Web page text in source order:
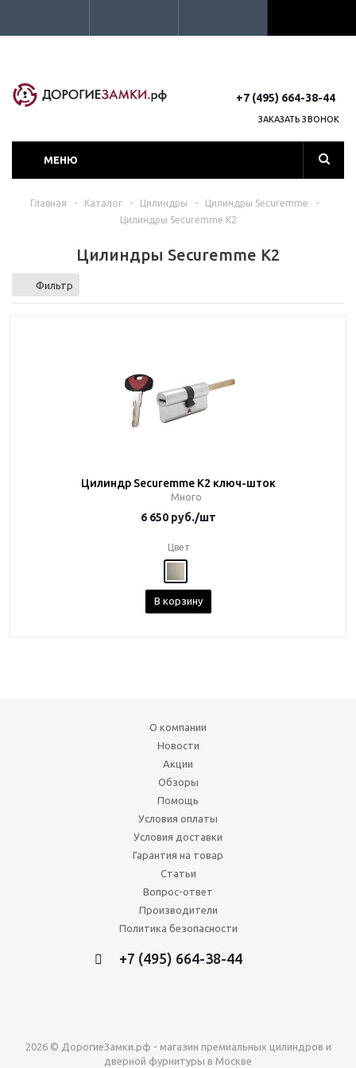
+7 (495) 664-38-44
ЗАКАЗАТЬ ЗВОНОК
МЕНЮ
Главная - Каталог - Цилиндры - Цилиндры Securemme
-
Цилиндры Securemme K2
Цилиндры Securemme K2
Фильтр
Цилиндр Securemme K2 ключ-шток
Много
6 650 руб./шт
Цвет
В корзину
О компании
Новости
Акции
Обзоры
Помощь
Условия оплаты
Условия доставки
Гарантия на товар
Статьи
Вопрос-ответ
Производители
Политика безопасности
+7 (495) 664-38-44
2026 © ДорогиеЗамки.рф - магазин премиальных цилиндров и
дверной фурнитуры в Москве